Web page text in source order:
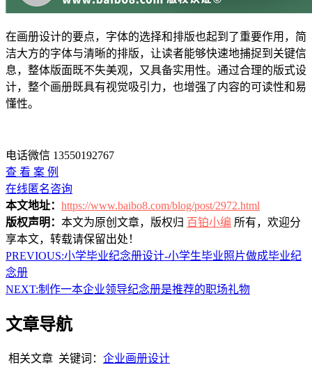
在画册设计的要点，字体的选择和排版也起到了重要作用，简
洁大方的字体与清晰的排版，让读者能够快速地捕捉到关键信
息，整体版面既不失美观，又具备实用性。通过合理的版式设
计，整个画册既具有视觉吸引力，也增强了内容的可读性和易
懂性。
电话微信 13550192767
查 看 案 例
在线匿名咨询
本文地址： https://www.baibo8.com/blog/post/2972.html
版权声明： 本文为原创文章，版权归 百铂小编 所有，欢迎分
享本文，转载请保留出处！
PREVIOUS:小学毕业纪念册设计-小学生毕业照片做成毕业纪
念册
NEXT:制作一本企业领导纪念册是推荐的职场礼物
文章导航
相关文章 关键词： 企业画册设计